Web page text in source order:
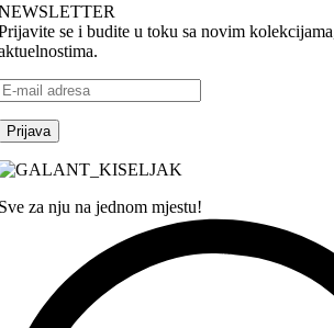
se i budite u toku sa novim
za nju na jednom mjestu!